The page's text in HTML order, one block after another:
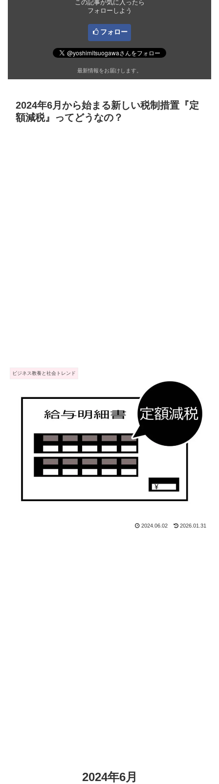
この記事が気に入ったら
フォローしよう
フォロー
最新情報をお届けします。
2024年6月から始まる新しい税制措置『定
額減税』ってどうなの？
ビジネス教養と社会トレンド
2024.06.02 2026.01.31
2024年6月